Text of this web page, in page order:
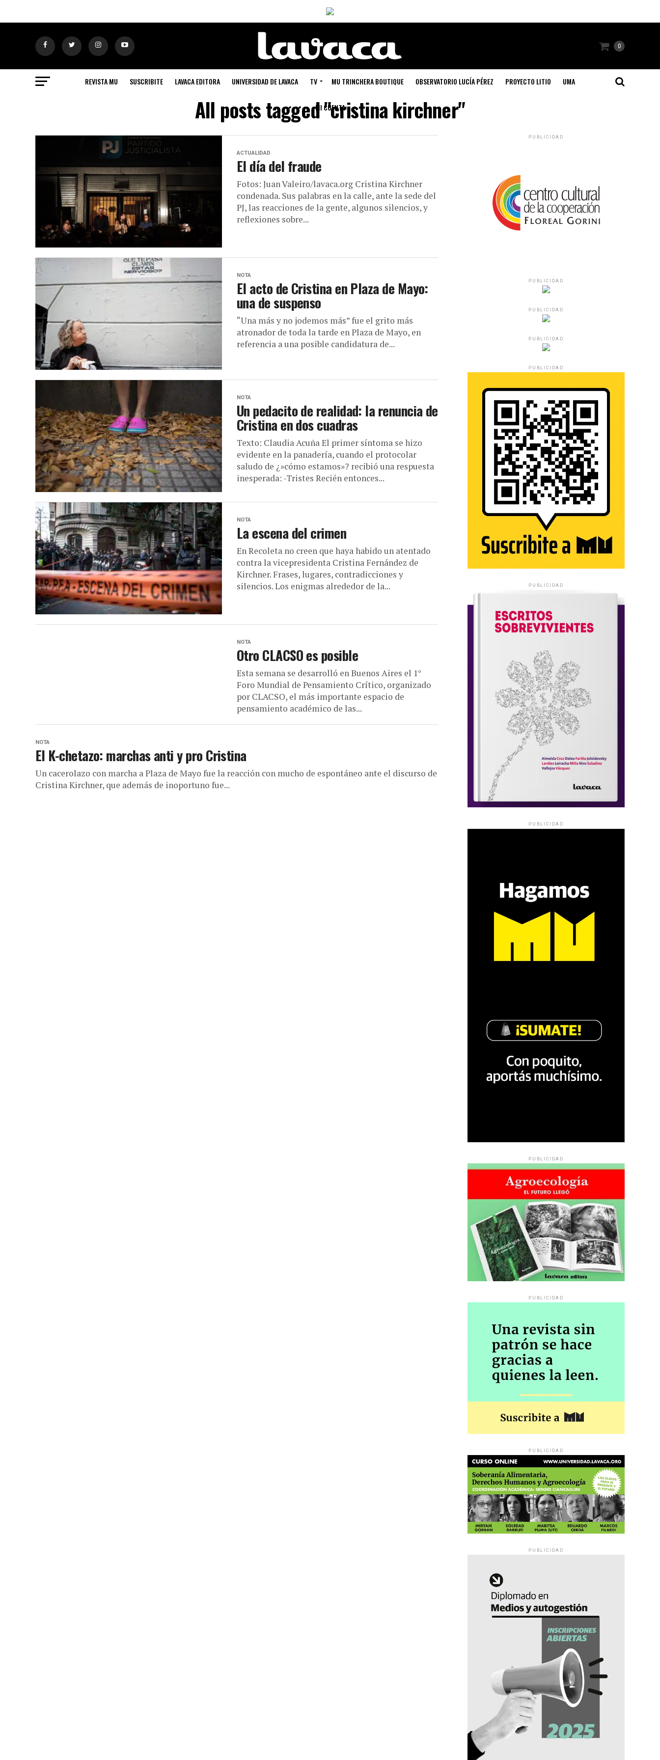
0
REVISTA MU SUSCRIBITE LAVACA EDITORA UNIVERSIDAD DE LAVACA TV MU TRINCHERA BOUTIQUE OBSERVATORIO LUCÍA PÉREZ PROYECTO LITIO UMA
MI CUENTA
All posts tagged "cristina kirchner"
ACTUALIDAD
El día del fraude
Fotos: Juan Valeiro/lavaca.org Cristina Kirchner
condenada. Sus palabras en la calle, ante la sede del
PJ, las reacciones de la gente, algunos silencios, y
reflexiones sobre...
NOTA
El acto de Cristina en Plaza de Mayo:
una de suspenso
“Una más y no jodemos más” fue el grito más
atronador de toda la tarde en Plaza de Mayo, en
referencia a una posible candidatura de...
NOTA
Un pedacito de realidad: la renuncia de
Cristina en dos cuadras
Texto: Claudia Acuña El primer síntoma se hizo
evidente en la panadería, cuando el protocolar
saludo de ¿»cómo estamos»? recibió una respuesta
inesperada: -Tristes Recién entonces...
NOTA
La escena del crimen
En Recoleta no creen que haya habido un atentado
contra la vicepresidenta Cristina Fernández de
Kirchner. Frases, lugares, contradicciones y
silencios. Los enigmas alrededor de la...
NOTA
Otro CLACSO es posible
Esta semana se desarrolló en Buenos Aires el 1°
Foro Mundial de Pensamiento Crítico, organizado
por CLACSO, el más importante espacio de
pensamiento académico de las...
NOTA
El K-chetazo: marchas anti y pro Cristina
Un cacerolazo con marcha a Plaza de Mayo fue la reacción con mucho de espontáneo ante el discurso de
Cristina Kirchner, que además de inoportuno fue...
PUBLICIDAD
PUBLICIDAD
PUBLICIDAD
PUBLICIDAD
PUBLICIDAD
PUBLICIDAD
PUBLICIDAD
PUBLICIDAD
PUBLICIDAD
PUBLICIDAD
PUBLICIDAD